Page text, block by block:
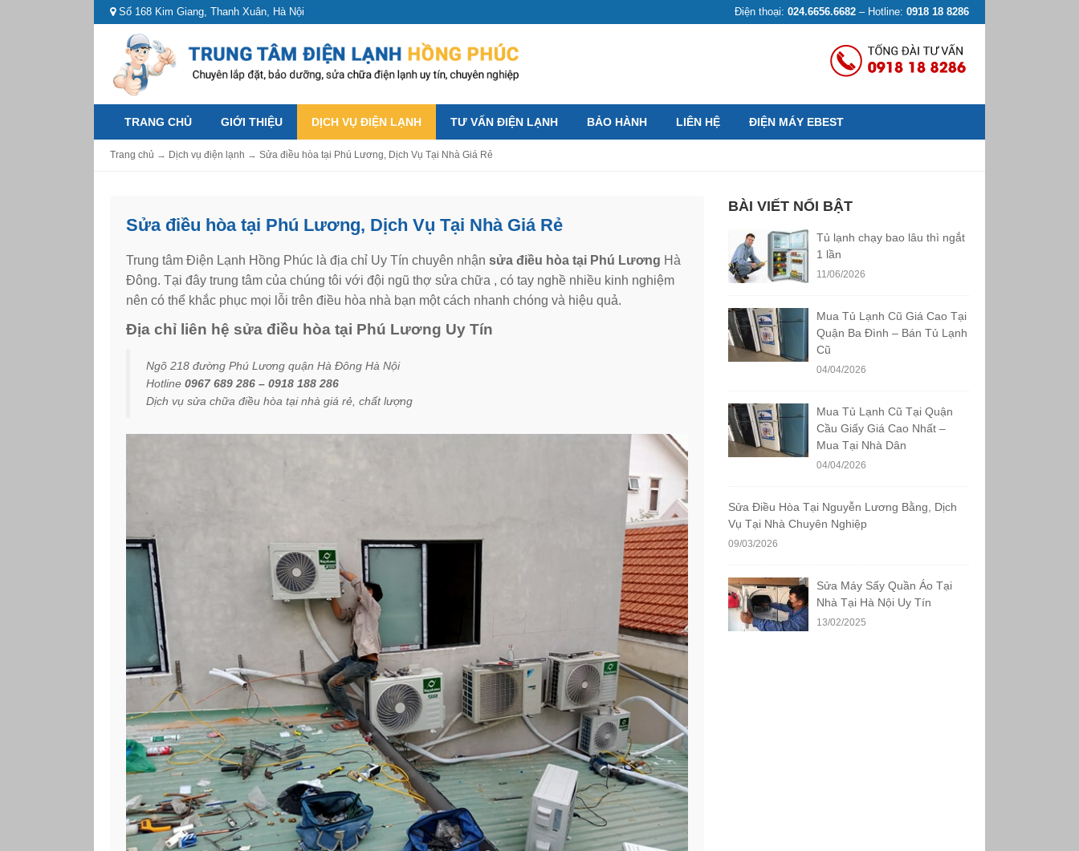
Số 168 Kim Giang, Thanh Xuân, Hà Nội Điện thoại: 024.6656.6682 – Hotline: 0918 18 8286
TRANG CHỦ GIỚI THIỆU DỊCH VỤ ĐIỆN LẠNH TƯ VẤN ĐIỆN LẠNH BẢO HÀNH LIÊN HỆ ĐIỆN MÁY EBEST
Trang chủ → Dịch vụ điện lạnh → Sửa điều hòa tại Phú Lương, Dịch Vụ Tại Nhà Giá Rẻ
Sửa điều hòa tại Phú Lương, Dịch Vụ Tại Nhà Giá Rẻ
Trung tâm Điện Lạnh Hồng Phúc là địa chỉ Uy Tín chuyên nhận sửa điều hòa tại Phú Lương Hà
Đông. Tại đây trung tâm của chúng tôi với đội ngũ thợ sửa chữa , có tay nghề nhiều kinh nghiệm
nên có thể khắc phục mọi lỗi trên điều hòa nhà bạn một cách nhanh chóng và hiệu quả.
Địa chỉ liên hệ sửa điều hòa tại Phú Lương Uy Tín
Ngõ 218 đường Phú Lương quận Hà Đông Hà Nội
Hotline 0967 689 286 – 0918 188 286
Dịch vụ sửa chữa điều hòa tại nhà giá rẻ, chất lượng
BÀI VIẾT NỔI BẬT
Tủ lạnh chạy bao lâu thì ngắt
1 lần
11/06/2026
Mua Tủ Lạnh Cũ Giá Cao Tại
Quận Ba Đình – Bán Tủ Lạnh
Cũ
04/04/2026
Mua Tủ Lạnh Cũ Tại Quận
Cầu Giấy Giá Cao Nhất –
Mua Tại Nhà Dân
04/04/2026
Sửa Điều Hòa Tại Nguyễn Lương Bằng, Dịch
Vụ Tại Nhà Chuyên Nghiệp
09/03/2026
Sửa Máy Sấy Quần Áo Tại
Nhà Tại Hà Nội Uy Tín
13/02/2025